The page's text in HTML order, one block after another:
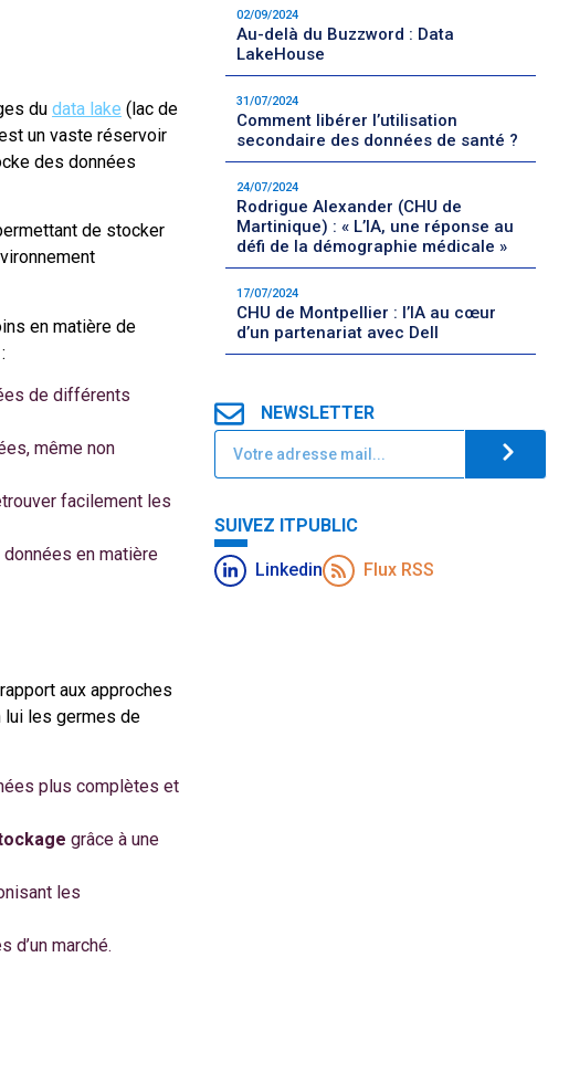
du data lake (lac de
un vaste réservoir
des données
de stocker
en matière de
de différents
même non
facilement les
en matière
aux approches
lui les germes de
plus complètes et
grâce à une
les
d’un marché.
02/09/2024
Au-delà du Buzzword : Data
LakeHouse
31/07/2024
Comment libérer l’utilisation
secondaire des données de santé ?
24/07/2024
Rodrigue Alexander (CHU de
Martinique) : « L’IA, une réponse au
défi de la démographie médicale »
17/07/2024
CHU de Montpellier : l’IA au cœur
d’un partenariat avec Dell
NEWSLETTER
SUIVEZ ITPUBLIC
Linkedin Flux RSS